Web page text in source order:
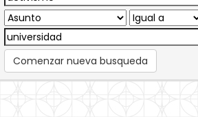
Comenzar nueva busqueda